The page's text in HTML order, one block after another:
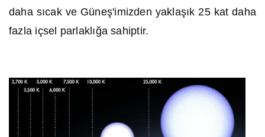
daha sıcak ve Güneş'imizden yaklaşık 25 kat daha
fazla içsel parlaklığa sahiptir.